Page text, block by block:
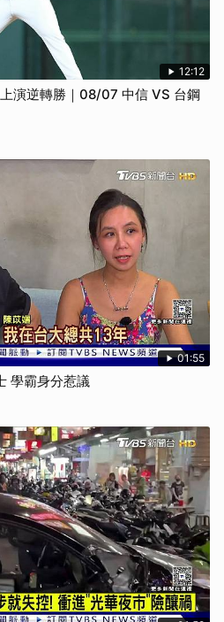
12:12
演逆轉勝｜08/07 中信 VS 台鋼
01:55
學霸身分惹議